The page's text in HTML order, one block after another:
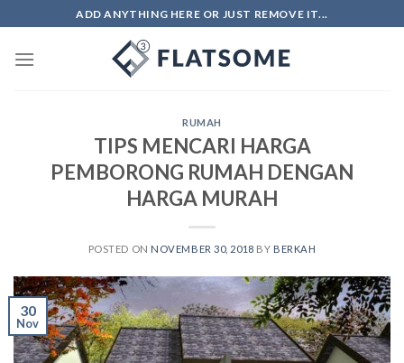
to
content
ADD ANYTHING HERE OR JUST REMOVE IT...
RUMAH
TIPS MENCARI HARGA
PEMBORONG RUMAH DENGAN
HARGA MURAH
POSTED ON NOVEMBER 30, 2018 BY BERKAH
30
Nov